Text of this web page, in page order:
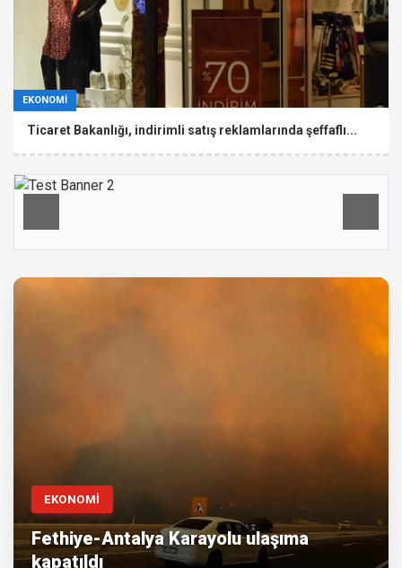
EKONOMİ
Ticaret Bakanlığı, indirimli satış reklamlarında şeffaflı...
EKONOMİ
Fethiye-Antalya Karayolu ulaşıma
kapatıldı